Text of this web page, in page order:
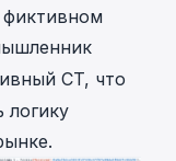
фиктивном
CT, что
логику